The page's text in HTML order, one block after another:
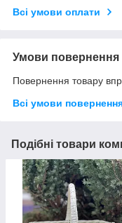
Всі умови оплати
Умови повернення
Повернення товару
Всі умови
Подібні товари